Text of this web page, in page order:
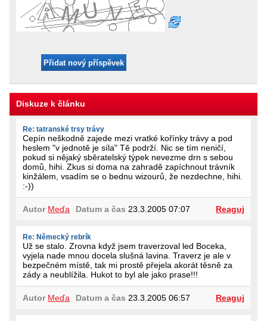
Přidat nový příspěvek
Diskuze k článku
Re: tatranské trsy trávy
Cepín neškodně zajede mezi vratké kořínky trávy a pod
heslem "v jednotě je síla" Tě podrží. Nic se tím neničí,
pokud si nějaký sběratelský týpek nevezme drn s sebou
domů, hihi. Zkus si doma na zahradě zapíchnout trávník
kinžálem, vsadím se o bednu wizourů, že nezdechne, hihi.
:-))
Autor Meďa Datum a čas 23.3.2005 07:07 Reaguj
Re: Německý rebrík
Už se stalo. Zrovna když jsem traverzoval led Boceka,
vyjela nade mnou docela slušná lavina. Traverz je ale v
bezpečném místě, tak mi prostě přejela akorát těsně za
zády a neublížila. Hukot to byl ale jako prase!!!
Autor Meďa Datum a čas 23.3.2005 06:57 Reaguj